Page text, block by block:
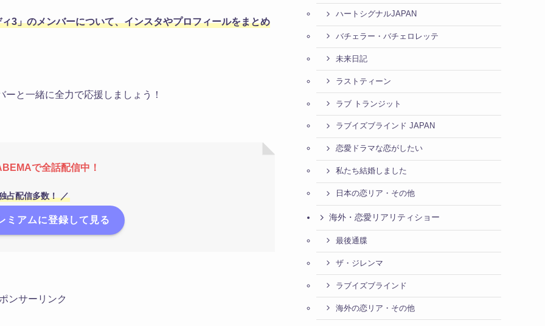
3」のメンバーについて、インスタやプロフィールをまとめ
と一緒に全力で応援しましょう！
で全話配信中！
占配信多数！ ／
ミアムに登録して見る
ンサーリンク
ハートシグナルJAPAN
バチェラー・バチェロレッテ
未来日記
ラストティーン
ラブ トランジット
ラブイズブラインド JAPAN
恋愛ドラマな恋がしたい
私たち結婚しました
日本の恋リア・その他
海外・恋愛リアリティショー
最後通牒
ザ・ジレンマ
ラブイズブラインド
海外の恋リア・その他